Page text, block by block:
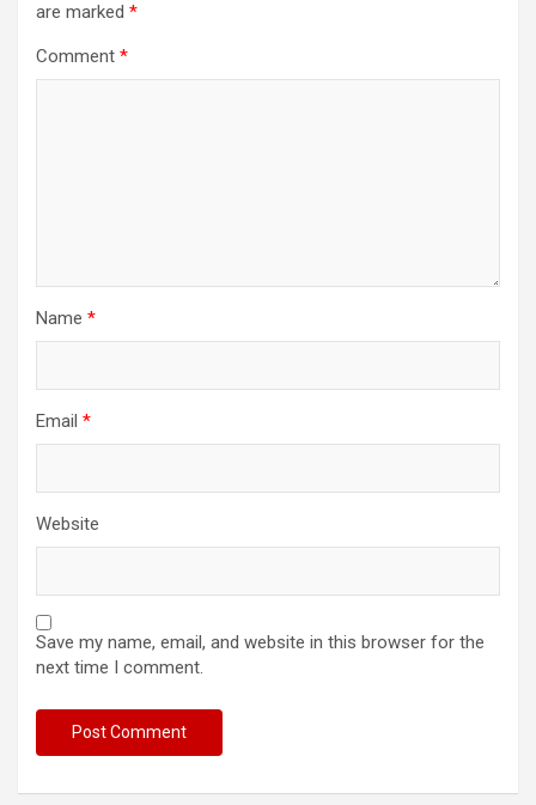
are marked *
Comment *
Name *
Email *
Website
Save my name, email, and website in this browser for the
next time I comment.